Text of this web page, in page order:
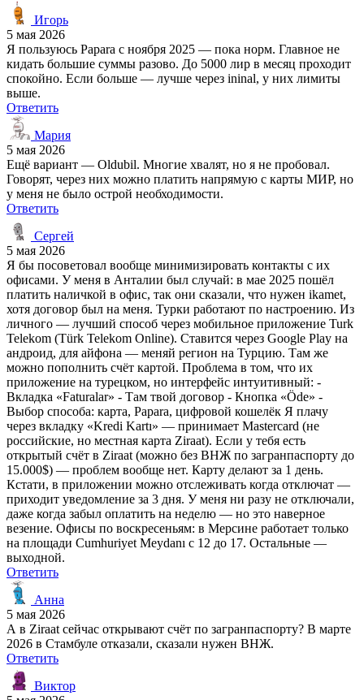
Игорь
5 мая 2026
Я пользуюсь Papara с ноября 2025 — пока норм. Главное не
кидать большие суммы разово. До 5000 лир в месяц проходит
спокойно. Если больше — лучше через ininal, у них лимиты
выше.
Ответить
Мария
5 мая 2026
Ещё вариант — Oldubil. Многие хвалят, но я не пробовал.
Говорят, через них можно платить напрямую с карты МИР, но
у меня не было острой необходимости.
Ответить
Сергей
5 мая 2026
Я бы посоветовал вообще минимизировать контакты с их
офисами. У меня в Анталии был случай: в мае 2025 пошёл
платить наличкой в офис, так они сказали, что нужен ikamet,
хотя договор был на меня. Турки работают по настроению. Из
личного — лучший способ через мобильное приложение Turk
Telekom (Türk Telekom Online). Ставится через Google Play на
андроид, для айфона — меняй регион на Турцию. Там же
можно пополнить счёт картой. Проблема в том, что их
приложение на турецком, но интерфейс интуитивный: -
Вкладка «Faturalar» - Там твой договор - Кнопка «Öde» -
Выбор способа: карта, Papara, цифровой кошелёк Я плачу
через вкладку «Kredi Kartı» — принимает Mastercard (не
российские, но местная карта Ziraat). Если у тебя есть
открытый счёт в Ziraat (можно без ВНЖ по загранпаспорту до
15.000$) — проблем вообще нет. Карту делают за 1 день.
Кстати, в приложении можно отслеживать когда отключат —
приходит уведомление за 3 дня. У меня ни разу не отключали,
даже когда забыл оплатить на неделю — но это наверное
везение. Офисы по воскресеньям: в Мерсине работает только
на площади Cumhuriyet Meydanı с 12 до 17. Остальные —
выходной.
Ответить
Анна
5 мая 2026
А в Ziraat сейчас открывают счёт по загранпаспорту? В марте
2026 в Стамбуле отказали, сказали нужен ВНЖ.
Ответить
Виктор